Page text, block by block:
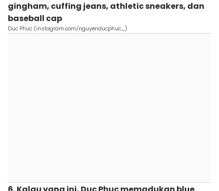
gingham, cuffing jeans, athletic sneakers, dan
baseball cap
Duc Phuc (instagram.com/nguyenducphuc_)